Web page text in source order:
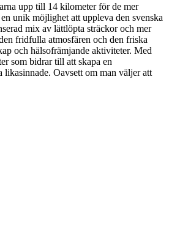
upp till 14 kilometer för de mer
unik möjlighet att uppleva den svenska
mix av lättlöpta sträckor och mer
fridfulla atmosfären och den friska
och hälsofrämjande aktiviteter. Med
som bidrar till att skapa en
likasinnade. Oavsett om man väljer att